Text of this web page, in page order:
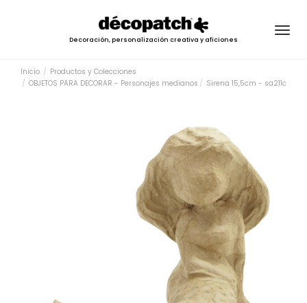
Decoración, personalización creativa y aficiones
Inicio
Productos y Colecciones
OBJETOS PARA DECORAR - Personajes medianos
Sirena 15,5cm - sa211c